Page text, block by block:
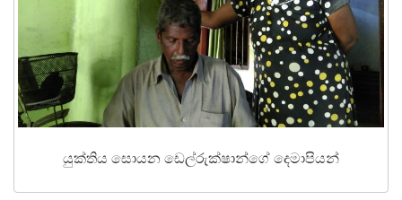
යුක්තිය සොයන ඩෙල්රුක්ෂාන්ගේ දෙමාපියන්